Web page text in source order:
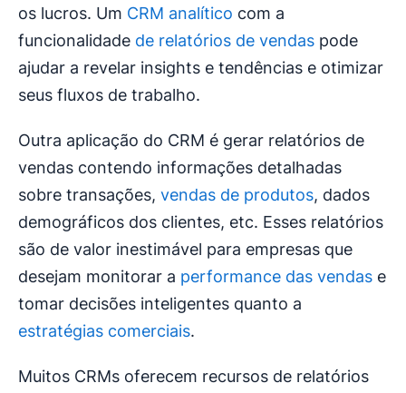
os lucros. Um CRM analítico com a
funcionalidade de relatórios de vendas pode
ajudar a revelar insights e tendências e otimizar
seus fluxos de trabalho.
Outra aplicação do CRM é gerar relatórios de
vendas contendo informações detalhadas
sobre transações, vendas de produtos, dados
demográficos dos clientes, etc. Esses relatórios
são de valor inestimável para empresas que
desejam monitorar a performance das vendas e
tomar decisões inteligentes quanto a
estratégias comerciais.
Muitos CRMs oferecem recursos de relatórios